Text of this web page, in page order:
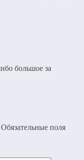
большое за
Обязательные поля